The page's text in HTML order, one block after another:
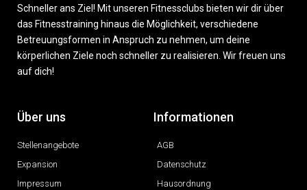
Schneller ans Ziel! Mit unseren Fitnessclubs bieten wir dir über
das Fitnesstraining hinaus die Möglichkeit, verschiedene
Betreuungsformen in Anspruch zu nehmen, um deine
körperlichen Ziele noch schneller zu realisieren. Wir freuen uns
auf dich!
Über uns
Stellenangebote
Expansion
Impressum
Informationen
AGB
Datenschutz
Hausordnung